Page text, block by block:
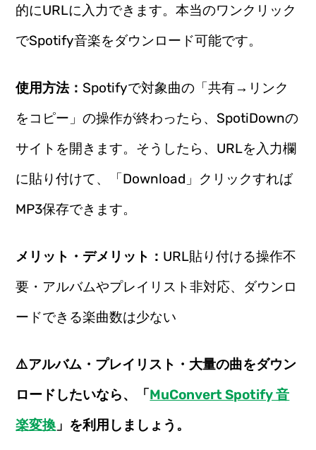
的にURLに入力できます。本当のワンクリック
でSpotify音楽をダウンロード可能です。
使用方法：Spotifyで対象曲の「共有→リンク
をコピー」の操作が終わったら、SpotiDownの
サイトを開きます。そうしたら、URLを入力欄
に貼り付けて、「Download」クリックすれば
MP3保存できます。
メリット・デメリット： URL貼り付ける操作不
要・アルバムやプレイリスト非対応、ダウンロ
ードできる楽曲数は少ない
⚠️アルバム・プレイリスト・大量の曲をダウン
ロードしたいなら、「MuConvert Spotify 音
楽変換 」を利用しましょう。